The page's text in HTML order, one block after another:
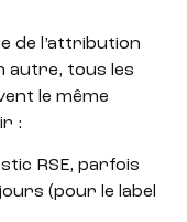
de l’attribution
autre, tous les
le même
:
RSE, parfois
(pour le label